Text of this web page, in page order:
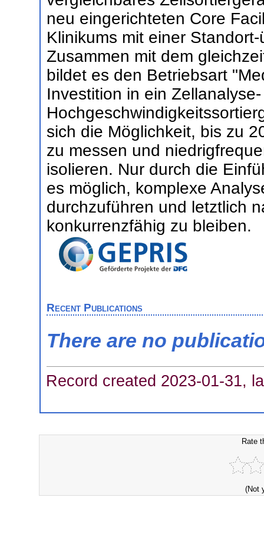
neu eingerichteten Core
Klinikums mit einer
Zusammen mit dem
bildet es den Betriebsart
Investition in ein
sich die Möglichkeit, bis zu
zu messen und
isolieren. Nur durch die
es möglich, komplexe
durchzuführen und letztlich
konkurrenzfähig zu bleiben.
Recent Publications
There are no
Record created 2023-01-31,
Rate
(Not